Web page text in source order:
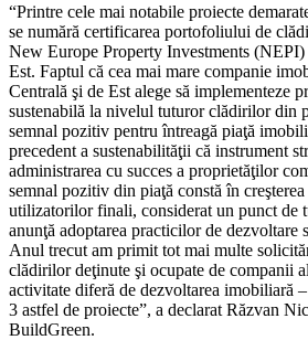
“Printre cele mai notabile proiecte
se numără certificarea portofoliului de
New Europe Property Investments
Est. Faptul că cea mai mare companie
Centrală şi de Est alege să implementeze
sustenabilă la nivelul tuturor clădirilor din
semnal pozitiv pentru întreagă piaţă
precedent a sustenabilităţii că instrument
administrarea cu succes a proprietăţilor
semnal pozitiv din piaţă constă în
utilizatorilor finali, considerat un punct de
anunţă adoptarea practicilor de dezvoltare
Anul trecut am primit tot mai multe
clădirilor deţinute şi ocupate de companii
activitate diferă de dezvoltarea imobiliară
3 astfel de proiecte”, a declarat Răzvan
BuildGreen.